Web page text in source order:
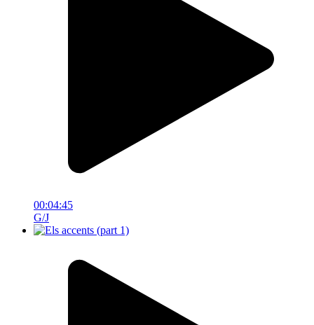
00:04:45
G/J